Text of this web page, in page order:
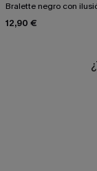
Bralette negro con
12,90 €